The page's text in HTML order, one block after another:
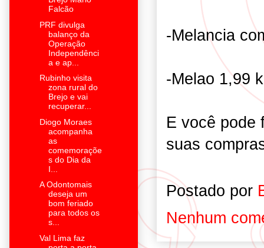
-Melancia
-Melao 1,99
E você pode
suas
Postado por
Nenhum
Falcão
PRF divulga
balanço da
Operação
Independênci
a e ap...
Rubinho visita
zona rural do
Brejo e vai
recuperar...
Diogo Moraes
acompanha
as
comemoraçõe
s do Dia da
I...
A Odontomais
deseja um
bom feriado
para todos os
s...
Val Lima faz